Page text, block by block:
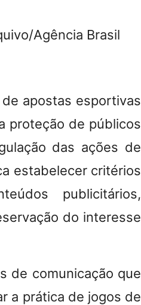
Agência Brasil
apostas esportivas
proteção de públicos
das ações de
estabelecer critérios
publicitários,
do interesse
de comunicação que
a prática de jogos de